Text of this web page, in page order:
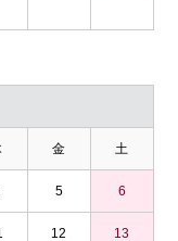
金 土
5 6
12 13